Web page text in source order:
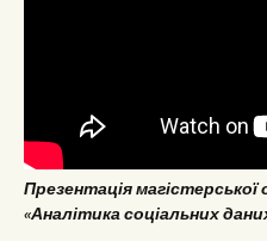
Презентація
«Аналітика соціальних